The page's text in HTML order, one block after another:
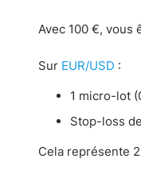
Avec 100 €, vous
Sur EUR/USD :
1 micro-lot
Stop-loss
Cela représente